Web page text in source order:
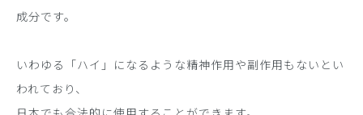
成分です。
いわゆる「ハイ」になるような精神作用や副作用もないとい
われており、